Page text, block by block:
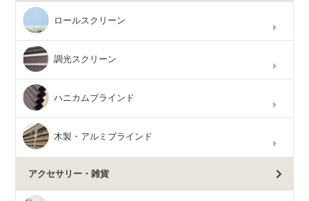
ロールスクリーン
調光スクリーン
ハニカムブラインド
木製・アルミブラインド
アクセサリー・雑貨